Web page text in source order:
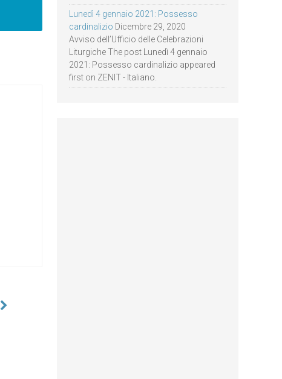
Lunedì 4 gennaio 2021: Possesso
cardinalizio Dicembre 29, 2020
Avviso dell’Ufficio delle Celebrazioni
Liturgiche The post Lunedì 4 gennaio
2021: Possesso cardinalizio appeared
first on ZENIT - Italiano.